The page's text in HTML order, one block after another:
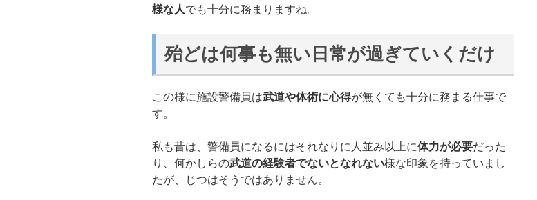
様な人でも十分に務まりますね。
殆どは何事も無い日常が過ぎていくだけ
この様に施設警備員は武道や体術に心得が無くても十分に務まる仕事で
す。
私も昔は、警備員になるにはそれなりに人並み以上に体力が必要だった
り、何かしらの武道の経験者でないとなれない様な印象を持っていまし
たが、じつはそうではありません。